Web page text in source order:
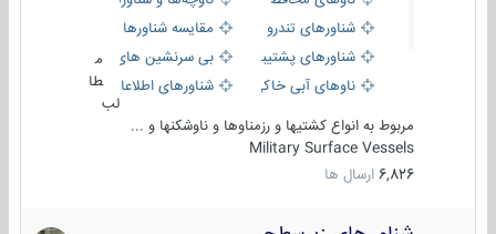
شناورهای تندرو
مقایسه شناورها
شناورهای پشتیبانی
بی سرنشین های دریایی
ناوهای آبی خاکی و نیروبرشناورهای اطلاعاتی و جاسوسی
طا
لب
مربوط به انواع کشتیها و رزمناوها و ناوشکنها و ...
Military Surface Vessels
6,826 ارسال ها